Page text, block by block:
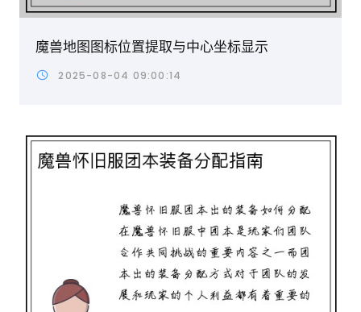
魔兽地图图标位置提取与中心坐标显示
2025-08-04 09:00:14